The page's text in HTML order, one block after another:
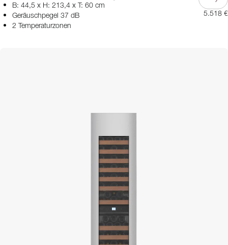
B: 44,5 x H: 213,4 x T: 60 cm
Geräuschpegel 37 dB
2 Temperaturzonen
5.518 €